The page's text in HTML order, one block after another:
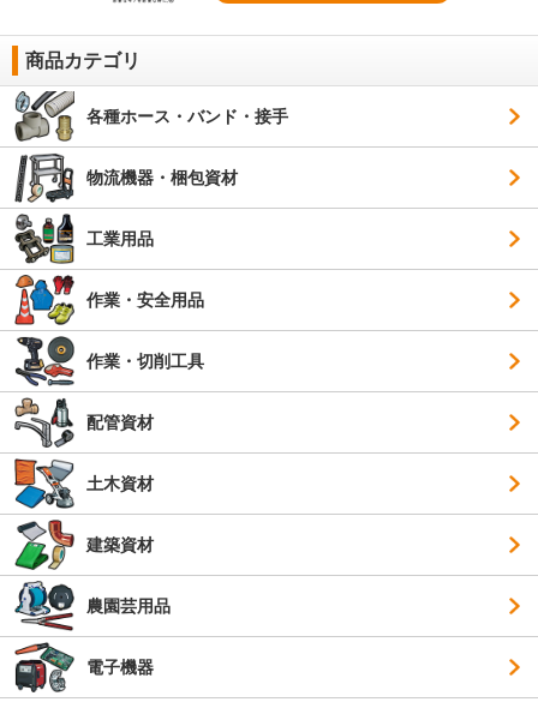
商品カテゴリ
各種ホース・バンド・接手
物流機器・梱包資材
工業用品
作業・安全用品
作業・切削工具
配管資材
土木資材
建築資材
農園芸用品
電子機器